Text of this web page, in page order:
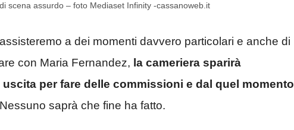
scena assurdo – foto Mediaset Infinity -cassanoweb.it
a dei momenti davvero particolari e anche di
con Maria Fernandez, la cameriera sparirà
per fare delle commissioni e dal quel momento
Nessuno saprà che fine ha fatto.